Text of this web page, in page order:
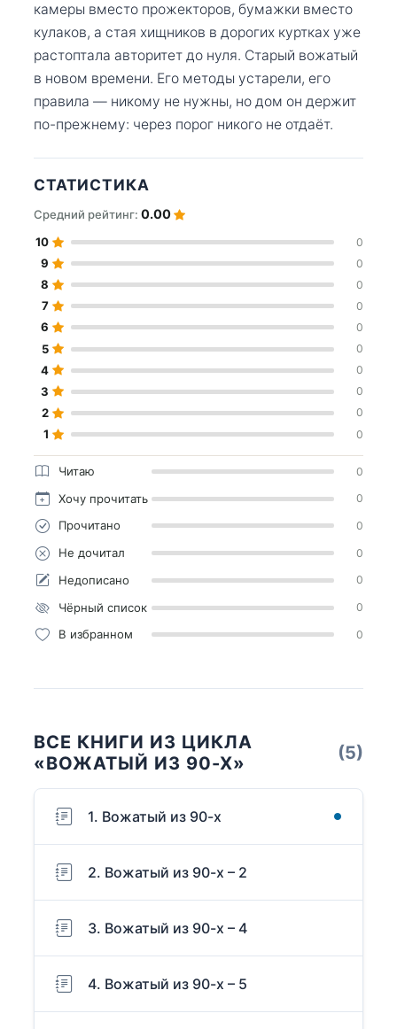
камеры вместо прожекторов, бумажки вместо
кулаков, а стая хищников в дорогих куртках уже
растоптала авторитет до нуля. Старый вожатый
в новом времени. Его методы устарели, его
правила — никому не нужны, но дом он держит
по-прежнему: через порог никого не отдаёт.
СТАТИСТИКА
Средний рейтинг: 0.00
10 0
9 0
8 0
7 0
6 0
5 0
4 0
3 0
2 0
1 0
Читаю 0
Хочу прочитать 0
Прочитано 0
Не дочитал 0
Недописано 0
Чёрный список 0
В избранном 0
ВСЕ КНИГИ ИЗ ЦИКЛА
«ВОЖАТЫЙ ИЗ 90-Х»
(5)
1. Вожатый из 90-х
2. Вожатый из 90-х – 2
3. Вожатый из 90-х – 4
4. Вожатый из 90-х – 5